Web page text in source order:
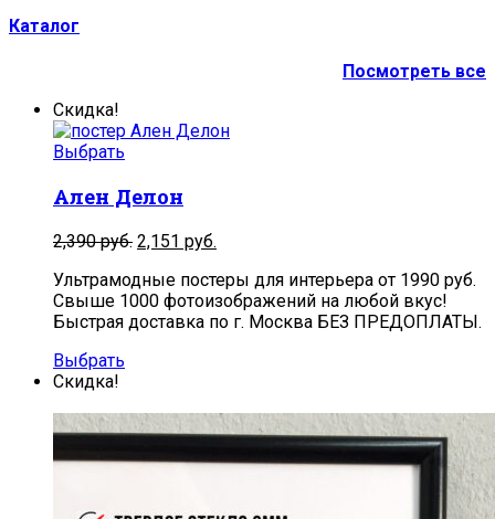
Каталог
Посмотреть все
Скидка!
Выбрать
Ален Делон
2,390руб. 2,151 руб.
Ультрамодные постеры для интерьера от 1990 руб.
Свыше 1000 фотоизображений на любой вкус!
Быстрая доставка по г. Москва БЕЗ ПРЕДОПЛАТЫ.
Выбрать
Скидка!